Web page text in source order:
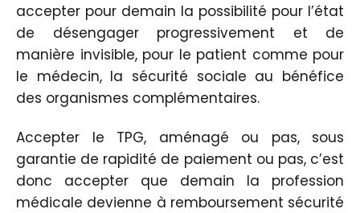
accepter pour demain la possibilité pour l’état
de désengager progressivement et de
manière invisible, pour le patient comme pour
le médecin, la sécurité sociale au bénéfice
des organismes complémentaires.
Accepter le TPG, aménagé ou pas, sous
garantie de rapidité de paiement ou pas, c’est
donc accepter que demain la profession
médicale devienne à remboursement sécurité